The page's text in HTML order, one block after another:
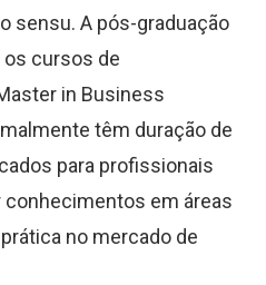
sensu. A pós-graduação
os cursos de
in Business
têm duração de
para profissionais
em áreas
no mercado de